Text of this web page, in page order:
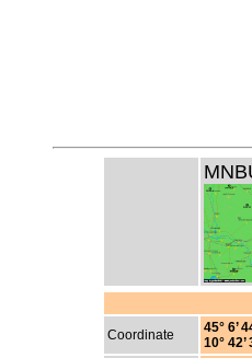
Coordinate
45° 6’
10° 42’